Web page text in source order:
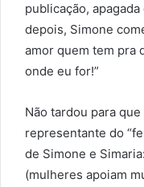
publicação,
depois, Simone
amor quem tem pra
onde eu for!”
Não tardou para
representante do
de Simone e
(mulheres apoiam